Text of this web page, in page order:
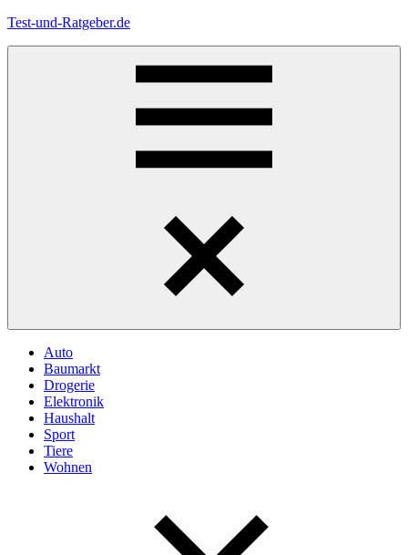
Zum
Test-und-Ratgeber.de
Auto
Baumarkt
Drogerie
Elektronik
Haushalt
Sport
Tiere
Wohnen